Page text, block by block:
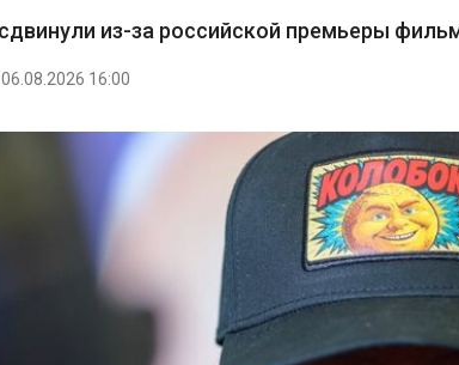
из-за российской премьеры
06.08.2026 16:00